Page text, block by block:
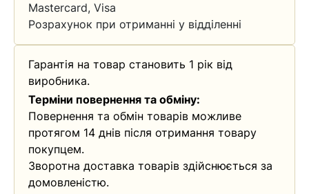
Mastercard, Visa
Розрахунок при отриманні у відділенні
Гарантія на товар становить 1 рік від
виробника.
Терміни повернення та обміну:
Повернення та обмін товарів можливе
протягом 14 днів після отримання товару
покупцем.
Зворотна доставка товарів здійснюється за
домовленістю.